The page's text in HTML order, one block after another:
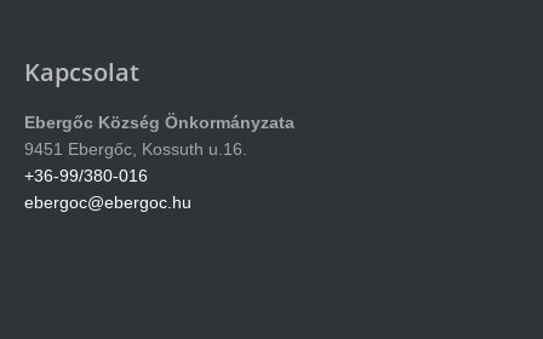
Kapcsolat
Ebergőc Község Önkormányzata
9451 Ebergőc, Kossuth u.16.
+36-99/380-016
ebergoc@ebergoc.hu